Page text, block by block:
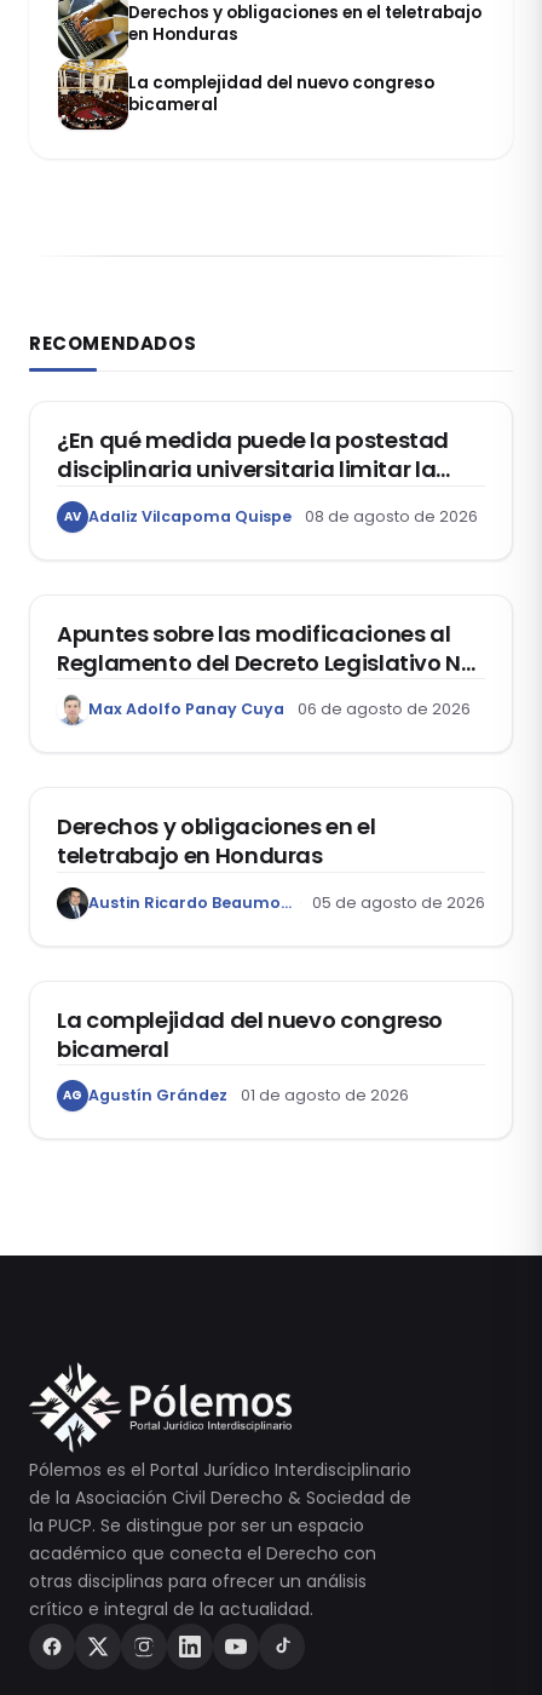
Derechos y obligaciones en el teletrabajo
en Honduras
La complejidad del nuevo congreso
bicameral
RECOMENDADOS
DERECHO CONSTITUCIONAL
¿En qué medida puede la postestad
disciplinaria universitaria limitar la
libertad de expresión de los
estudiantes?
AV Adaliz Vilcapoma Quispe 08 de agosto de 2026
Apuntes sobre las modificaciones al
Reglamento del Decreto Legislativo Nº
1400, que aprueba el Régimen de
Garantía Mobiliaria
Max Adolfo Panay Cuya 06 de agosto de 2026
Derechos y obligaciones en el
teletrabajo en Honduras
Austin Ricardo Beaumont Rivera 05 de agosto de 2026
La complejidad del nuevo congreso
bicameral
AG Agustín Grández 01 de agosto de 2026
Pólemos es el Portal Jurídico Interdisciplinario
de la Asociación Civil Derecho & Sociedad de
la PUCP. Se distingue por ser un espacio
académico que conecta el Derecho con
otras disciplinas para ofrecer un análisis
crítico e integral de la actualidad.